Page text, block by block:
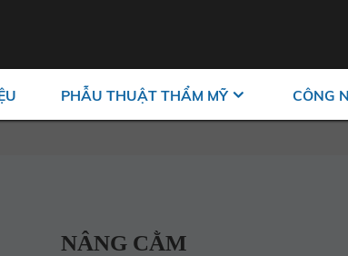
PHẪU THUẬT THẨM MỸ CÔNG
NÂNG CẰM